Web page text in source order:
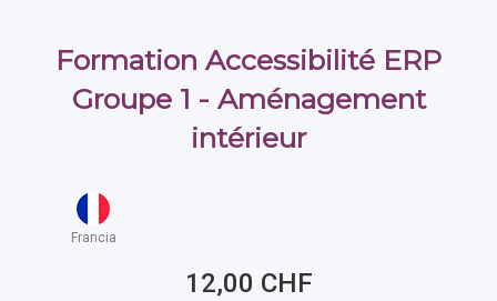
Formation Accessibilité ERP
Groupe 1 - Aménagement
intérieur
Francia
12,00 CHF